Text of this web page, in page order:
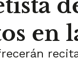
en